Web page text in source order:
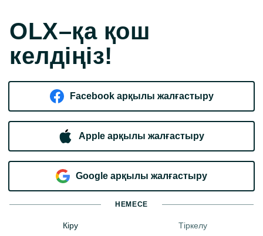
OLX–қа қош
келдіңіз!
Facebook арқылы жалғастыру
Apple арқылы жалғастыру
Google арқылы жалғастыру
НЕМЕСЕ
Кіру Тіркелу